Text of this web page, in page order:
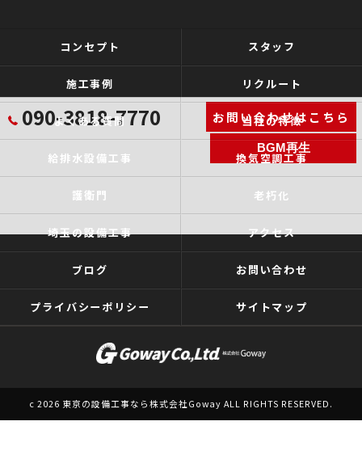
090-3818-7770 お問い合わせはこちら
BGM再生
コンセプト スタッフ
施工事例 リクルート
よくある質問 当社の特徴
給排水設備工事 換気空調工事
護衛門 老朽化
埼玉の設備工事 アクセス
ブログ お問い合わせ
プライバシーポリシー サイトマップ
c 2026 東京の設備工事なら株式会社Goway ALL RIGHTS RESERVED.